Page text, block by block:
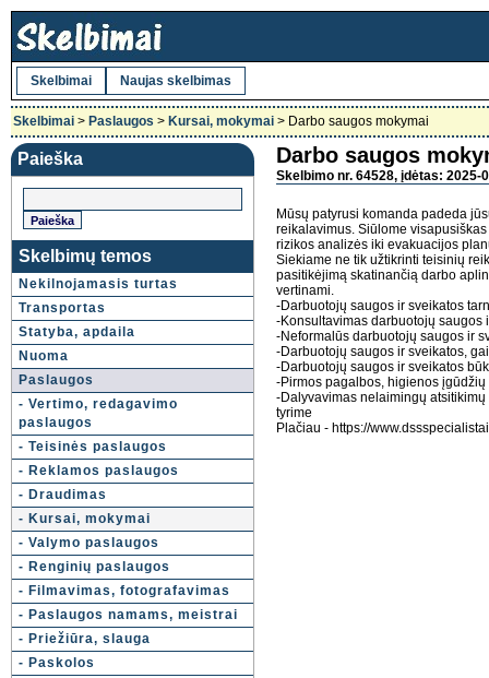
Skelbimai Naujas skelbimas
Skelbimai > Paslaugos > Kursai, mokymai > Darbo saugos mokymai
Paieška
Skelbimų temos
Nekilnojamasis turtas
Transportas
Statyba, apdaila
Nuoma
Paslaugos
- Vertimo, redagavimo
paslaugos
- Teisinės paslaugos
- Reklamos paslaugos
- Draudimas
- Kursai, mokymai
- Valymo paslaugos
- Renginių paslaugos
- Filmavimas, fotografavimas
- Paslaugos namams, meistrai
- Priežiūra, slauga
- Paskolos
Darbo saugos
Skelbimo nr. 64528, įdėtas: 2025-
Mūsų patyrusi komanda padeda
reikalavimus. Siūlome
rizikos analizės iki evakuacijos
Siekiame ne tik užtikrinti teisinių
pasitikėjimą skatinančią darbo
vertinami.
-Darbuotojų saugos ir sveikatos
-Konsultavimas darbuotojų saugos
-Neformalūs darbuotojų saugos ir
-Darbuotojų saugos ir sveikatos,
-Darbuotojų saugos ir sveikatos
-Pirmos pagalbos, higienos įgūdžių
-Dalyvavimas nelaimingų
tyrime
Plačiau - https://